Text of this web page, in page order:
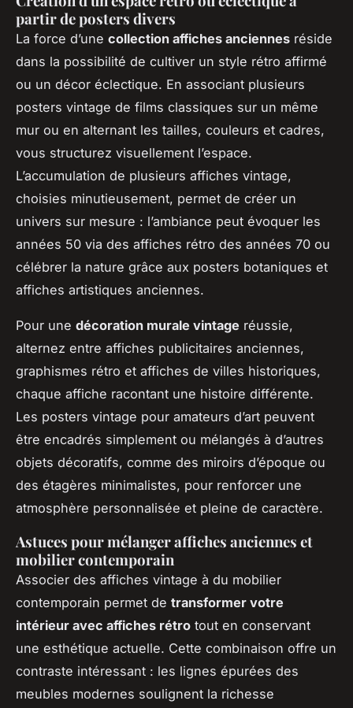
partir de posters divers
La force d’une collection affiches anciennes réside
dans la possibilité de cultiver un style rétro affirmé
ou un décor éclectique. En associant plusieurs
posters vintage de films classiques sur un même
mur ou en alternant les tailles, couleurs et cadres,
vous structurez visuellement l’espace.
L’accumulation de plusieurs affiches vintage,
choisies minutieusement, permet de créer un
univers sur mesure : l’ambiance peut évoquer les
années 50 via des affiches rétro des années 70 ou
célébrer la nature grâce aux posters botaniques et
affiches artistiques anciennes.
Pour une décoration murale vintage réussie,
alternez entre affiches publicitaires anciennes,
graphismes rétro et affiches de villes historiques,
chaque affiche racontant une histoire différente.
Les posters vintage pour amateurs d’art peuvent
être encadrés simplement ou mélangés à d’autres
objets décoratifs, comme des miroirs d’époque ou
des étagères minimalistes, pour renforcer une
atmosphère personnalisée et pleine de caractère.
Astuces pour mélanger affiches anciennes et
mobilier contemporain
Associer des affiches vintage à du mobilier
contemporain permet de transformer votre
intérieur avec affiches rétro tout en conservant
une esthétique actuelle. Cette combinaison offre un
contraste intéressant : les lignes épurées des
meubles modernes soulignent la richesse